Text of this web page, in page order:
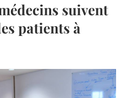
suivent
patients à